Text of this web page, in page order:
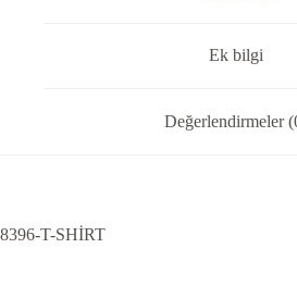
Ek bilgi
Değerlendirmeler
8396-T-SHİRT